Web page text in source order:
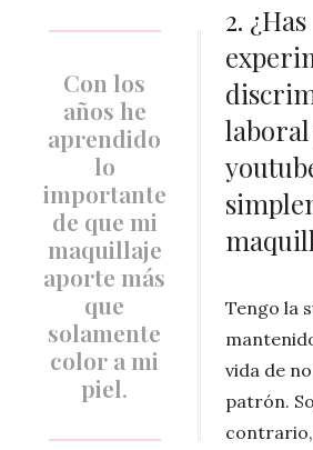
Con los
años he
aprendido
lo
importante
de que mi
maquillaje
aporte más
que
solamente
color a mi
piel.
2. ¿Has
Tengo la
vida de
patrón.